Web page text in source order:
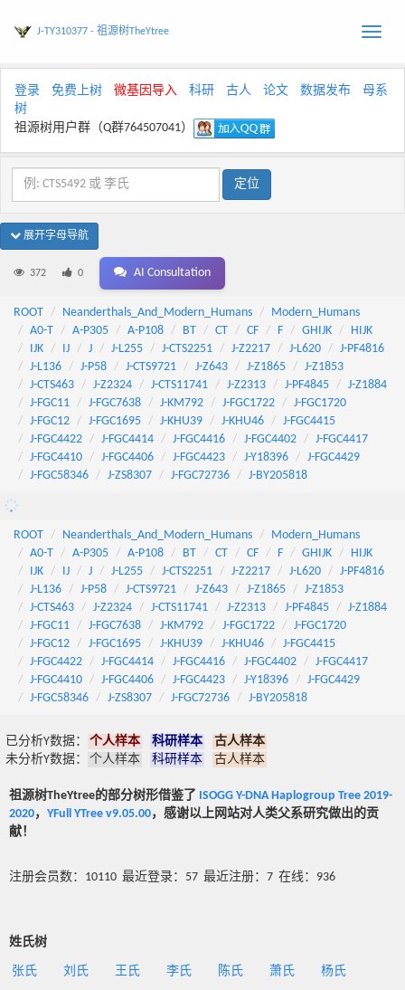
Toggle
J-TY310377 - 祖源树TheYtree
登录 免费上树 微基因导入 科研 古人 论文 数据发布
母系
树
祖源树用户群（Q群764507041）
展开字母导航
372 0 AI Consultation
ROOT Neanderthals_And_Modern_Humans
Modern_Humans
A0-T
A-P305 A-P108 BT CT CF F GHIJK
HIJK
IJK
IJ J J-L255 J-CTS2251 J-Z2217 J-L620
J-PF4816
J-L136
J-P58 J-CTS9721 J-Z643 J-Z1865
J-Z1853
J-CTS463
J-Z2324 J-CTS11741 J-Z2313 J-PF4845
J-Z1884
J-FGC11
J-FGC7638 J-KM792 J-FGC1722
J-FGC1720
J-FGC12
J-FGC1695 J-KHU39 J-KHU46
J-FGC4415
J-FGC4422
J-FGC4414 J-FGC4416 J-FGC4402
J-FGC4417
J-FGC4410
J-FGC4406 J-FGC4423 J-Y18396
J-FGC4429
J-FGC58346
J-ZS8307 J-FGC72736 J-BY205818
ROOT Neanderthals_And_Modern_Humans
Modern_Humans
A0-T
A-P305 A-P108 BT CT CF F GHIJK
HIJK
IJK
IJ J J-L255 J-CTS2251 J-Z2217 J-L620
J-PF4816
J-L136
J-P58 J-CTS9721 J-Z643 J-Z1865
J-Z1853
J-CTS463
J-Z2324 J-CTS11741 J-Z2313 J-PF4845
J-Z1884
J-FGC11
J-FGC7638 J-KM792 J-FGC1722
J-FGC1720
J-FGC12
J-FGC1695 J-KHU39 J-KHU46
J-FGC4415
J-FGC4422
J-FGC4414 J-FGC4416 J-FGC4402
J-FGC4417
J-FGC4410
J-FGC4406 J-FGC4423 J-Y18396
J-FGC4429
J-FGC58346
J-ZS8307 J-FGC72736 J-BY205818
已分析Y数据： 个人样本 科研样本
古人样本
未分析Y数据：
个人样本 科研样本 古人样本
祖源树TheYtree的部分树形借鉴了 ISOGG Y-DNA Haplogroup Tree 2019-
2020， YFull YTree v9.05.00，感谢以上网站对人类父系研究做出的贡
献！
注册会员数：10110 最近登录：57 最近注册：7 在线：936
姓氏树
张氏 刘氏 王氏 李氏 陈氏 萧氏 杨氏